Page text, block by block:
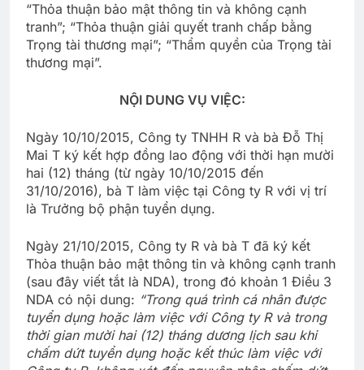
“Thỏa thuận bảo mật thông tin và không cạnh
tranh”; “Thỏa thuận giải quyết tranh chấp bằng
Trọng tài thương mại”; “Thẩm quyền của Trọng tài
thương mại”.
NỘI DUNG VỤ VIỆC:
Ngày 10/10/2015, Công ty TNHH R và bà Đỗ Thị
Mai T ký kết hợp đồng lao động với thời hạn mười
hai (12) tháng (từ ngày 10/10/2015 đến
31/10/2016), bà T làm việc tại Công ty R với vị trí
là Trưởng bộ phận tuyển dụng.
Ngày 21/10/2015, Công ty R và bà T đã ký kết
Thỏa thuận bảo mật thông tin và không cạnh tranh
(sau đây viết tắt là NDA), trong đó khoản 1 Điều 3
NDA có nội dung: “Trong quá trình cá nhân được
tuyển dụng hoặc làm việc với Công ty R và trong
thời gian mười hai (12) tháng dương lịch sau khi
chấm dứt tuyển dụng hoặc kết thúc làm việc với